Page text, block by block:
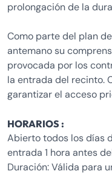
prolongación de la
Como parte del plan
antemano su
provocada por los
la entrada del recinto.
garantizar el acceso
HORARIOS :
Abierto todos los días
entrada 1 hora antes
Duración: Válida para